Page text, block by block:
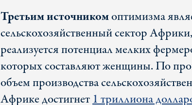
Третьим источникомоптимизма
сельскохозяйственный сектор
реализуется потенциал мелких
которых составляют женщины. По
объем производства
Африке достигнет1 триллиона